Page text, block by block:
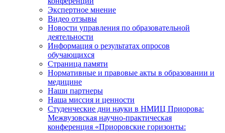
Экспертное мнение
Видео отзывы
Новости управления по образовательной
деятельности
Информация о результатах опросов
обучающихся
Страница памяти
Нормативные и правовые акты в образовании и
медицине
Наши партнеры
Наша миссия и ценности
Студенческие дни науки в НМИЦ Приорова:
Межвузовская научно-практическая
конференция «Приоровские горизонты: